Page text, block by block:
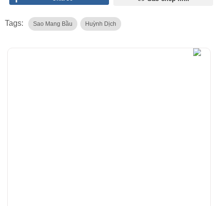
Tags: Sao Mang Bầu Huỳnh Dịch